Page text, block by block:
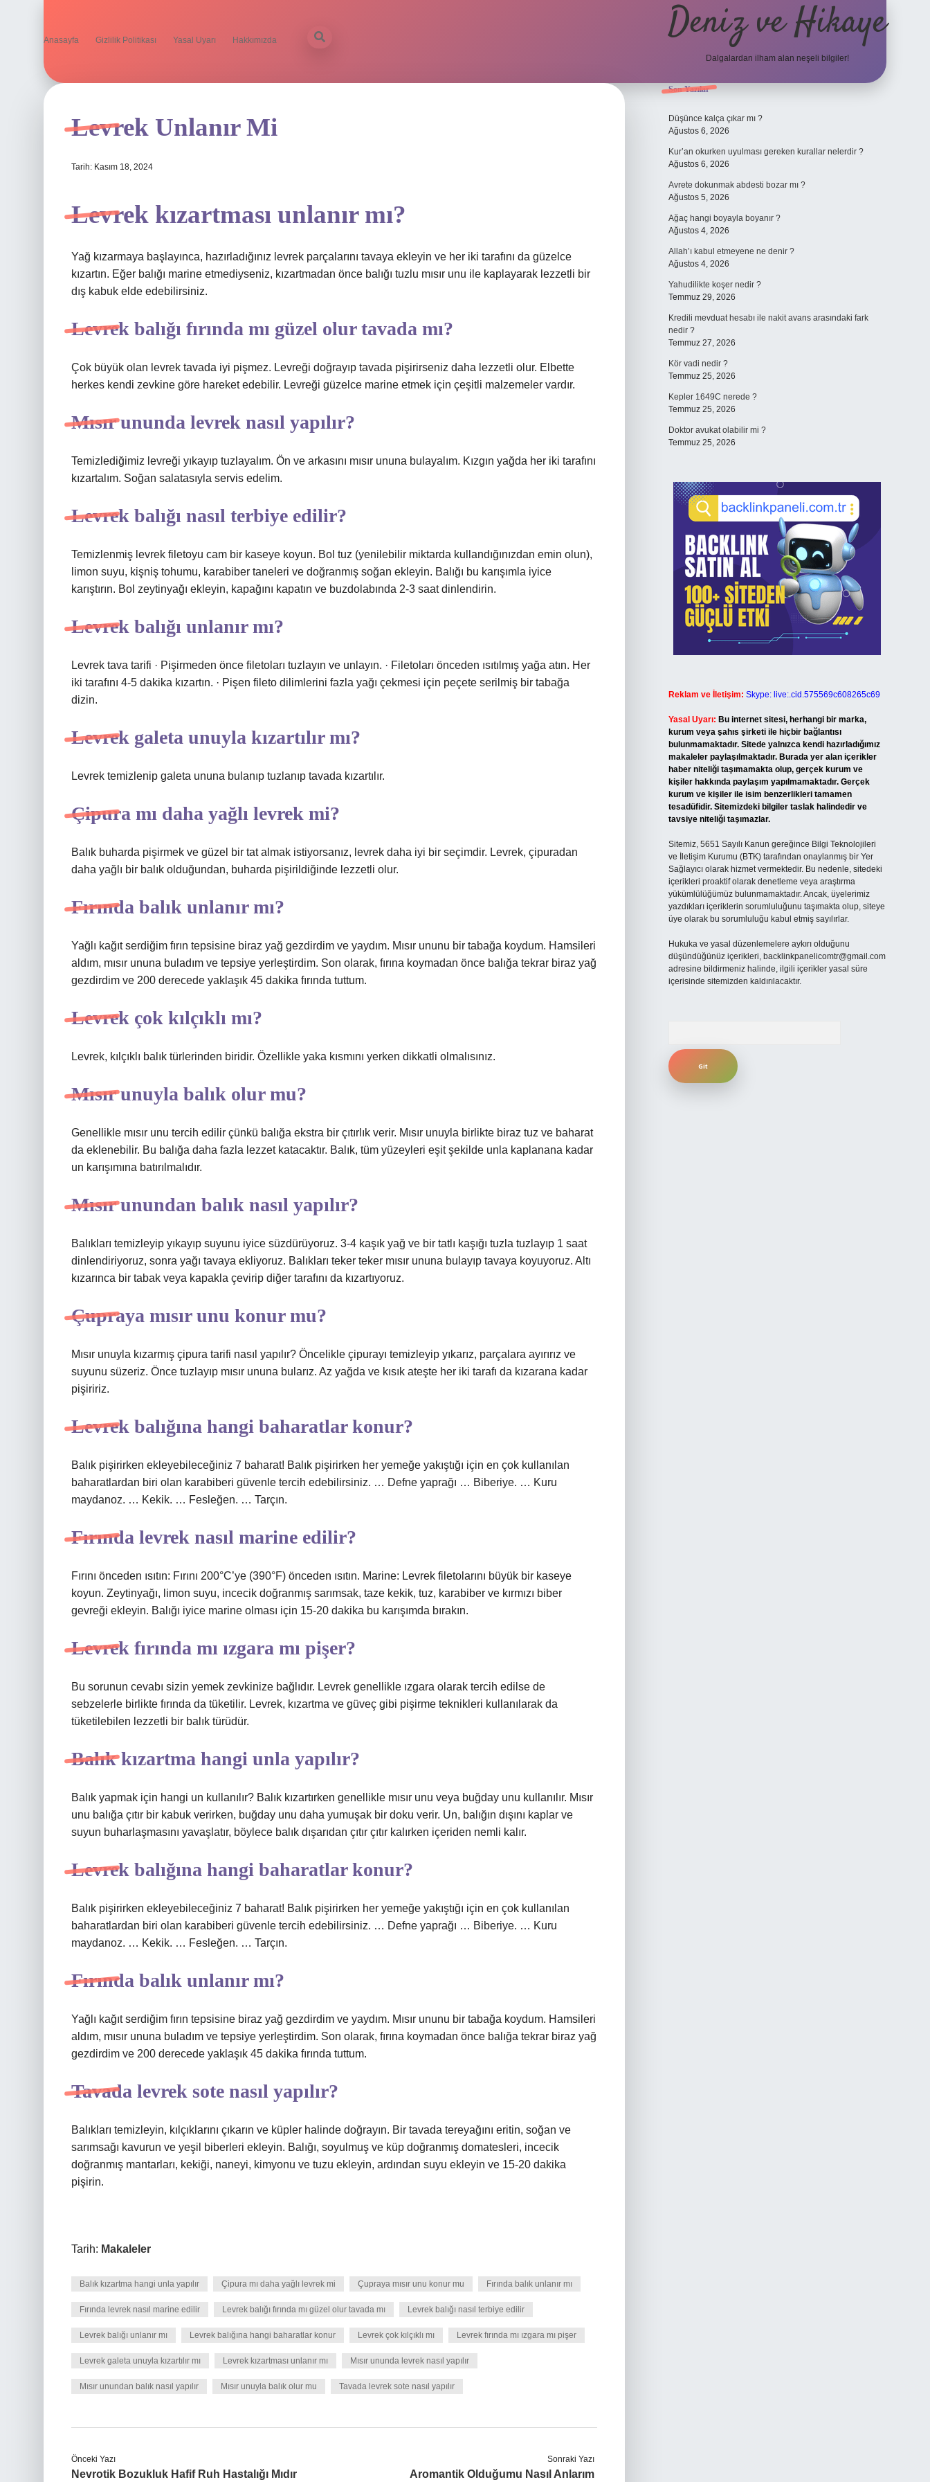
Anasayfa Gizlilik Politikası Yasal Uyarı Hakkımızda Deniz ve Hikaye
Dalgalardan ilham alan neşeli bilgiler!
Levrek Unlanır Mi
Tarih: Kasım 18, 2024
Levrek kızartması unlanır mı?
Yağ kızarmaya başlayınca, hazırladığınız levrek parçalarını tavaya ekleyin ve her iki tarafını da güzelce
kızartın. Eğer balığı marine etmediyseniz, kızartmadan önce balığı tuzlu mısır unu ile kaplayarak lezzetli bir
dış kabuk elde edebilirsiniz.
Levrek balığı fırında mı güzel olur tavada mı?
Çok büyük olan levrek tavada iyi pişmez. Levreği doğrayıp tavada pişirirseniz daha lezzetli olur. Elbette
herkes kendi zevkine göre hareket edebilir. Levreği güzelce marine etmek için çeşitli malzemeler vardır.
Mısır ununda levrek nasıl yapılır?
Temizlediğimiz levreği yıkayıp tuzlayalım. Ön ve arkasını mısır ununa bulayalım. Kızgın yağda her iki tarafını
kızartalım. Soğan salatasıyla servis edelim.
Levrek balığı nasıl terbiye edilir?
Temizlenmiş levrek filetoyu cam bir kaseye koyun. Bol tuz (yenilebilir miktarda kullandığınızdan emin olun),
limon suyu, kişniş tohumu, karabiber taneleri ve doğranmış soğan ekleyin. Balığı bu karışımla iyice
karıştırın. Bol zeytinyağı ekleyin, kapağını kapatın ve buzdolabında 2-3 saat dinlendirin.
Levrek balığı unlanır mı?
Levrek tava tarifi · Pişirmeden önce filetoları tuzlayın ve unlayın. · Filetoları önceden ısıtılmış yağa atın. Her
iki tarafını 4-5 dakika kızartın. · Pişen fileto dilimlerini fazla yağı çekmesi için peçete serilmiş bir tabağa
dizin.
Levrek galeta unuyla kızartılır mı?
Levrek temizlenip galeta ununa bulanıp tuzlanıp tavada kızartılır.
Çipura mı daha yağlı levrek mi?
Balık buharda pişirmek ve güzel bir tat almak istiyorsanız, levrek daha iyi bir seçimdir. Levrek, çipuradan
daha yağlı bir balık olduğundan, buharda pişirildiğinde lezzetli olur.
Fırında balık unlanır mı?
Yağlı kağıt serdiğim fırın tepsisine biraz yağ gezdirdim ve yaydım. Mısır ununu bir tabağa koydum. Hamsileri
aldım, mısır ununa buladım ve tepsiye yerleştirdim. Son olarak, fırına koymadan önce balığa tekrar biraz yağ
gezdirdim ve 200 derecede yaklaşık 45 dakika fırında tuttum.
Levrek çok kılçıklı mı?
Levrek, kılçıklı balık türlerinden biridir. Özellikle yaka kısmını yerken dikkatli olmalısınız.
Mısır unuyla balık olur mu?
Genellikle mısır unu tercih edilir çünkü balığa ekstra bir çıtırlık verir. Mısır unuyla birlikte biraz tuz ve baharat
da eklenebilir. Bu balığa daha fazla lezzet katacaktır. Balık, tüm yüzeyleri eşit şekilde unla kaplanana kadar
un karışımına batırılmalıdır.
Mısır unundan balık nasıl yapılır?
Balıkları temizleyip yıkayıp suyunu iyice süzdürüyoruz. 3-4 kaşık yağ ve bir tatlı kaşığı tuzla tuzlayıp 1 saat
dinlendiriyoruz, sonra yağı tavaya ekliyoruz. Balıkları teker teker mısır ununa bulayıp tavaya koyuyoruz. Altı
kızarınca bir tabak veya kapakla çevirip diğer tarafını da kızartıyoruz.
Çupraya mısır unu konur mu?
Mısır unuyla kızarmış çipura tarifi nasıl yapılır? Öncelikle çipurayı temizleyip yıkarız, parçalara ayırırız ve
suyunu süzeriz. Önce tuzlayıp mısır ununa bularız. Az yağda ve kısık ateşte her iki tarafı da kızarana kadar
pişiririz.
Levrek balığına hangi baharatlar konur?
Balık pişirirken ekleyebileceğiniz 7 baharat! Balık pişirirken her yemeğe yakıştığı için en çok kullanılan
baharatlardan biri olan karabiberi güvenle tercih edebilirsiniz. … Defne yaprağı … Biberiye. … Kuru
maydanoz. … Kekik. … Fesleğen. … Tarçın.
Fırında levrek nasıl marine edilir?
Fırını önceden ısıtın: Fırını 200°C’ye (390°F) önceden ısıtın. Marine: Levrek filetolarını büyük bir kaseye
koyun. Zeytinyağı, limon suyu, incecik doğranmış sarımsak, taze kekik, tuz, karabiber ve kırmızı biber
gevreği ekleyin. Balığı iyice marine olması için 15-20 dakika bu karışımda bırakın.
Levrek fırında mı ızgara mı pişer?
Bu sorunun cevabı sizin yemek zevkinize bağlıdır. Levrek genellikle ızgara olarak tercih edilse de
sebzelerle birlikte fırında da tüketilir. Levrek, kızartma ve güveç gibi pişirme teknikleri kullanılarak da
tüketilebilen lezzetli bir balık türüdür.
Balık kızartma hangi unla yapılır?
Balık yapmak için hangi un kullanılır? Balık kızartırken genellikle mısır unu veya buğday unu kullanılır. Mısır
unu balığa çıtır bir kabuk verirken, buğday unu daha yumuşak bir doku verir. Un, balığın dışını kaplar ve
suyun buharlaşmasını yavaşlatır, böylece balık dışarıdan çıtır çıtır kalırken içeriden nemli kalır.
Levrek balığına hangi baharatlar konur?
Balık pişirirken ekleyebileceğiniz 7 baharat! Balık pişirirken her yemeğe yakıştığı için en çok kullanılan
baharatlardan biri olan karabiberi güvenle tercih edebilirsiniz. … Defne yaprağı … Biberiye. … Kuru
maydanoz. … Kekik. … Fesleğen. … Tarçın.
Fırında balık unlanır mı?
Yağlı kağıt serdiğim fırın tepsisine biraz yağ gezdirdim ve yaydım. Mısır ununu bir tabağa koydum. Hamsileri
aldım, mısır ununa buladım ve tepsiye yerleştirdim. Son olarak, fırına koymadan önce balığa tekrar biraz yağ
gezdirdim ve 200 derecede yaklaşık 45 dakika fırında tuttum.
Tavada levrek sote nasıl yapılır?
Balıkları temizleyin, kılçıklarını çıkarın ve küpler halinde doğrayın. Bir tavada tereyağını eritin, soğan ve
sarımsağı kavurun ve yeşil biberleri ekleyin. Balığı, soyulmuş ve küp doğranmış domatesleri, incecik
doğranmış mantarları, kekiği, naneyi, kimyonu ve tuzu ekleyin, ardından suyu ekleyin ve 15-20 dakika
pişirin.
Tarih: Makaleler
Balık kızartma hangi unla yapılır Çipura mı daha yağlı levrek mi Çupraya mısır unu konur mu Fırında balık unlanır mı
Fırında levrek nasıl marine edilir Levrek balığı fırında mı güzel olur tavada mı Levrek balığı nasıl terbiye edilir
Levrek balığı unlanır mı Levrek balığına hangi baharatlar konur Levrek çok kılçıklı mı Levrek fırında mı ızgara mı pişer
Levrek galeta unuyla kızartılır mı Levrek kızartması unlanır mı Mısır ununda levrek nasıl yapılır
Mısır unundan balık nasıl yapılır Mısır unuyla balık olur mu Tavada levrek sote nasıl yapılır
Önceki Yazı
Nevrotik Bozukluk Hafif Ruh Hastalığı Mıdır
Sonraki Yazı
Aromantik Olduğumu Nasıl Anlarım
Sidebar
Son Yazılar
Düşünce kalça çıkar mı ?
Ağustos 6, 2026
Kur’an okurken uyulması gereken kurallar nelerdir ?
Ağustos 6, 2026
Avrete dokunmak abdesti bozar mı ?
Ağustos 5, 2026
Ağaç hangi boyayla boyanır ?
Ağustos 4, 2026
Allah’ı kabul etmeyene ne denir ?
Ağustos 4, 2026
Yahudilikte koşer nedir ?
Temmuz 29, 2026
Kredili mevduat hesabı ile nakit avans arasındaki fark
nedir ?
Temmuz 27, 2026
Kör vadi nedir ?
Temmuz 25, 2026
Kepler 1649C nerede ?
Temmuz 25, 2026
Doktor avukat olabilir mi ?
Temmuz 25, 2026
Reklam ve İletişim: Skype: live:.cid.575569c608265c69
Yasal Uyarı: Bu internet sitesi, herhangi bir marka,
kurum veya şahıs şirketi ile hiçbir bağlantısı
bulunmamaktadır. Sitede yalnızca kendi hazırladığımız
makaleler paylaşılmaktadır. Burada yer alan içerikler
haber niteliği taşımamakta olup, gerçek kurum ve
kişiler hakkında paylaşım yapılmamaktadır. Gerçek
kurum ve kişiler ile isim benzerlikleri tamamen
tesadüfidir. Sitemizdeki bilgiler taslak halindedir ve
tavsiye niteliği taşımazlar.
Sitemiz, 5651 Sayılı Kanun gereğince Bilgi Teknolojileri
ve İletişim Kurumu (BTK) tarafından onaylanmış bir Yer
Sağlayıcı olarak hizmet vermektedir. Bu nedenle, sitedeki
içerikleri proaktif olarak denetleme veya araştırma
yükümlülüğümüz bulunmamaktadır. Ancak, üyelerimiz
yazdıkları içeriklerin sorumluluğunu taşımakta olup, siteye
üye olarak bu sorumluluğu kabul etmiş sayılırlar.
Hukuka ve yasal düzenlemelere aykırı olduğunu
düşündüğünüz içerikleri, backlinkpanelicomtr@gmail.com
adresine bildirmeniz halinde, ilgili içerikler yasal süre
içerisinde sitemizden kaldırılacaktır.